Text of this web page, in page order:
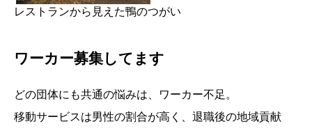
レストランから見えた鴨のつがい
ワーカー募集してます
どの団体にも共通の悩みは、ワーカー不足。
移動サービスは男性の割合が高く、退職後の地域貢献